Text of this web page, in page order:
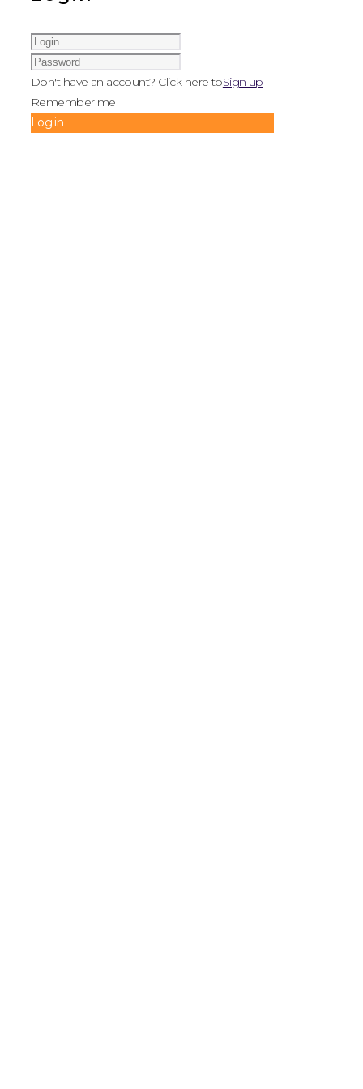
Don't have an account? Click here toSign up
Remember me
Log in